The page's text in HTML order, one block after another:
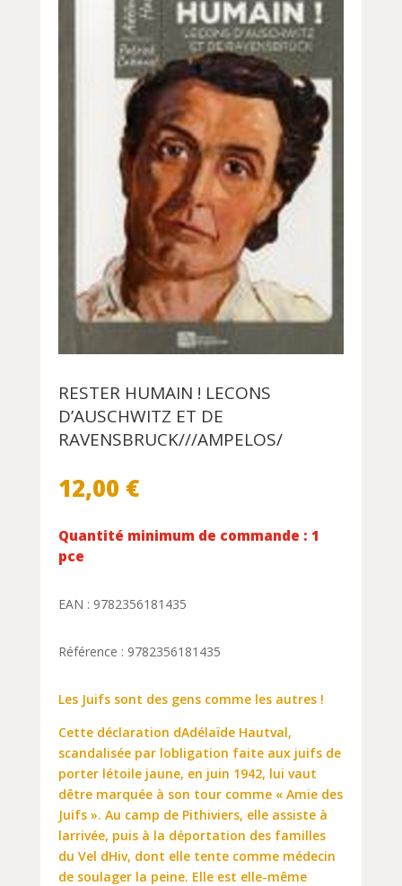
RESTER HUMAIN ! LECONS
D’AUSCHWITZ ET DE
RAVENSBRUCK///AMPELOS/
12,00 €
Quantité minimum de commande : 1
pce
EAN : 9782356181435
Référence : 9782356181435
Les Juifs sont des gens comme les autres !
Cette déclaration dAdélaïde Hautval,
scandalisée par lobligation faite aux juifs de
porter létoile jaune, en juin 1942, lui vaut
dêtre marquée à son tour comme « Amie des
Juifs ». Au camp de Pithiviers, elle assiste à
larrivée, puis à la déportation des familles
du Vel dHiv, dont elle tente comme médecin
de soulager la peine. Elle est elle-même